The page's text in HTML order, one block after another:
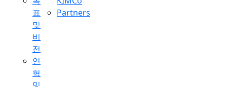
표
및
비
전
연
혁
Partners